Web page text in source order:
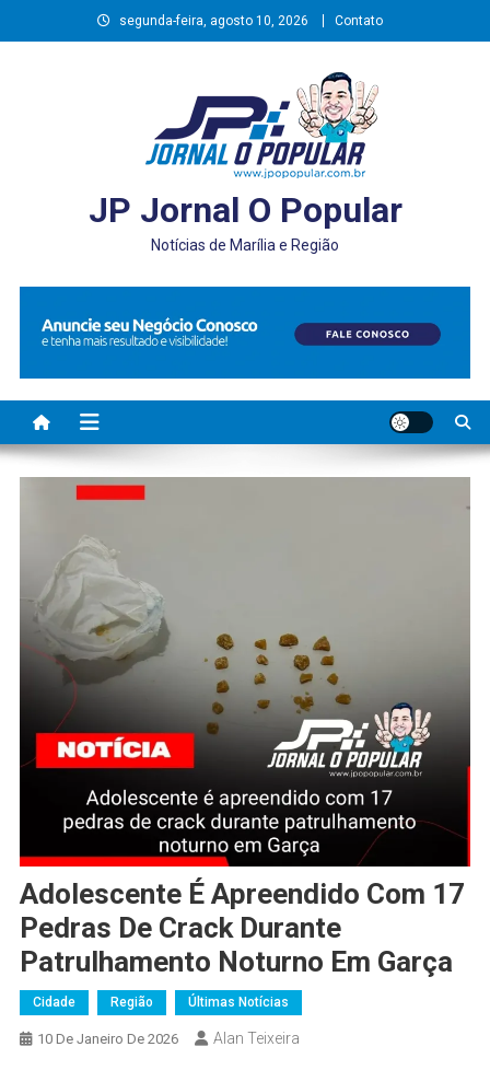
to
segunda-feira, agosto 10, 2026 Contato
JP Jornal O Popular
Notícias de Marília e Região
Adolescente É Apreendido Com 17
Pedras De Crack Durante
Patrulhamento Noturno Em Garça
Cidade Região Últimas Notícias
10 De Janeiro De 2026 Alan Teixeira